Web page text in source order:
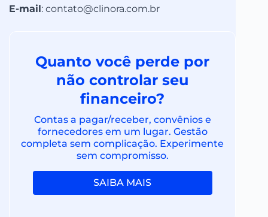
E-mail : contato@clinora.com.br
Quanto você perde por
não controlar seu
financeiro?
Contas a pagar/receber, convênios e
fornecedores em um lugar. Gestão
completa sem complicação. Experimente
sem compromisso.
SAIBA MAIS